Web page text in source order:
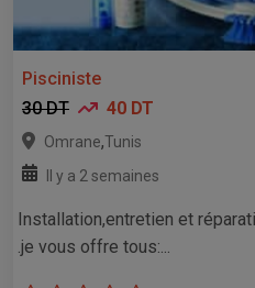
Pisciniste
30 DT
40 DT
Omrane,Tunis
Il y a 2 semaines
Installation,entretien et
.je vous offre tous:...